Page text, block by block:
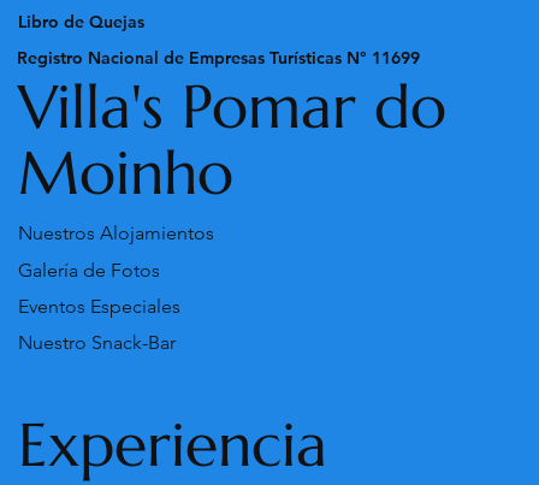
Libro de Quejas
Registro Nacional de Empresas Turísticas N° 11699
Villa's Pomar do
Moinho
Nuestros Alojamientos
Galería de Fotos
Nuestro Snack-Bar
Eventos Especiales
Experiencia